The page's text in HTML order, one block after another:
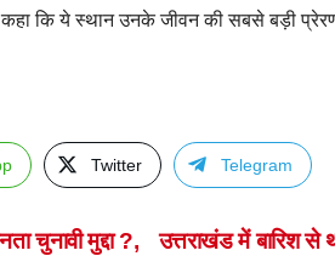
कि ये स्थान उनके जीवन की सबसे बड़ी
Twitter Telegram
उत्तराखंड में बारिश
चुनावी मुद्दा ?,